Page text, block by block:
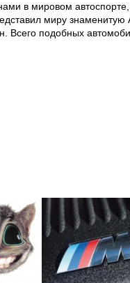
в мировом
миру
Всего подобных